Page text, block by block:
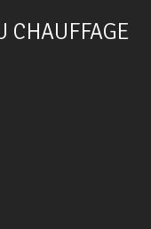
CHAUFFAGE